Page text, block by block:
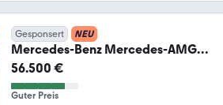
Gesponsert NEU
Mercedes-Benz Mercedes-AMG
GLE 53 4MATIC+ Distronic, HUD,
PANO
56.500 €
Guter Preis